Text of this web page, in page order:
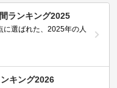
ランキング2025
に選ばれた、2025年の人
キング2026